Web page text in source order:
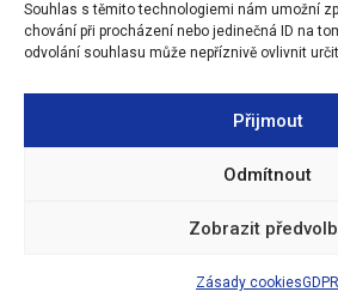
Souhlas s těmito technologiemi nám umožní
chování při procházení nebo jedinečná ID na
odvolání souhlasu může nepříznivě ovlivnit
Přijmout
Odmítnout
Zobrazit
Zásady cookiesGDPR